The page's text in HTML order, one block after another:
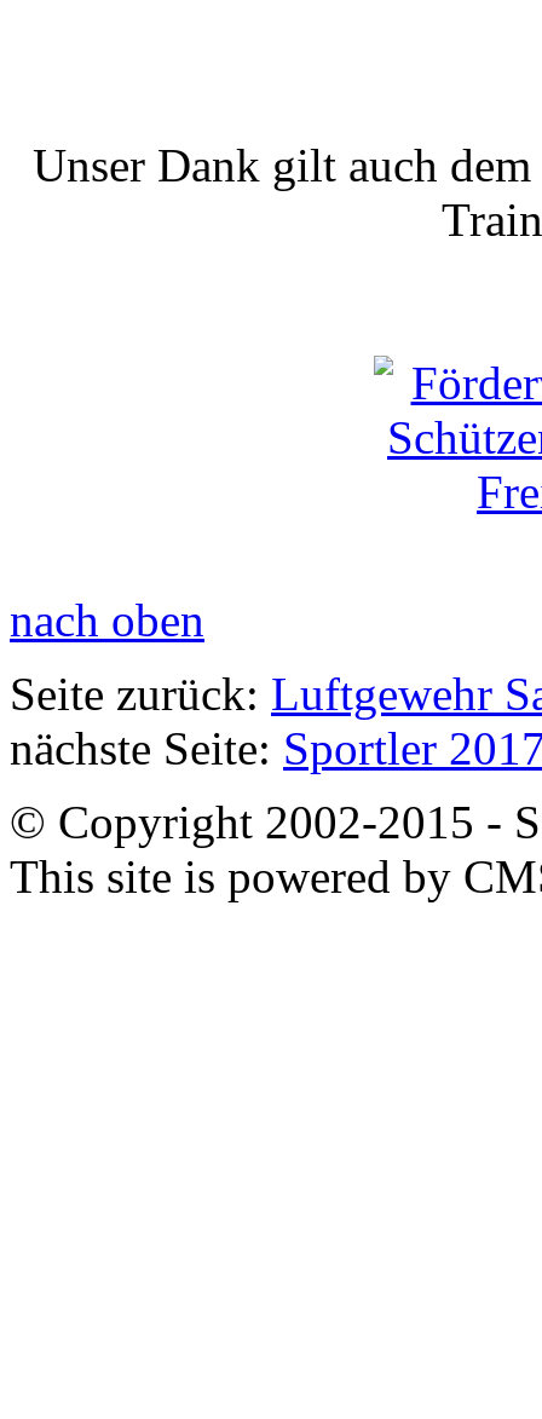
Unser Dank gilt auch dem
nach oben
Seite zurück: Luftgewehr
nächste Seite: Sportler
© Copyright 2002-2015 -
This site is powered by